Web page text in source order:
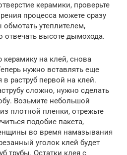
керамики, проверьте
процесса можете сразу
утеплителем,
отвечать высоте дымохода.
на клей, снова
нужно вставлять еще
в раструб первой на клей.
сложно, нужно сделать
Возьмите небольшой
плотной пленки, отрежьте
подобие пакета,
во время намазывания
уголок клей будет
трубы. Остатки клея с